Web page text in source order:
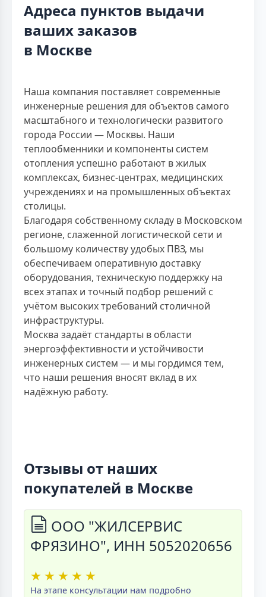
Адреса пунктов выдачи
ваших заказов
в Москве
Наша компания поставляет современные
инженерные решения для объектов самого
масштабного и технологически развитого
города России — Москвы. Наши
теплообменники и компоненты систем
отопления успешно работают в жилых
комплексах, бизнес-центрах, медицинских
учреждениях и на промышленных объектах
столицы.
Благодаря собственному складу в Московском
регионе, слаженной логистической сети и
большому количеству удобых ПВЗ, мы
обеспечиваем оперативную доставку
оборудования, техническую поддержку на
всех этапах и точный подбор решений с
учётом высоких требований столичной
инфраструктуры.
Москва задаёт стандарты в области
энергоэффективности и устойчивости
инженерных систем — и мы гордимся тем,
что наши решения вносят вклад в их
надёжную работу.
Отзывы от наших
покупателей в Москве
ООО "ЖИЛСЕРВИС
ФРЯЗИНО", ИНН 5052020656
★ ★ ★ ★ ★
На этапе консультации нам подробно